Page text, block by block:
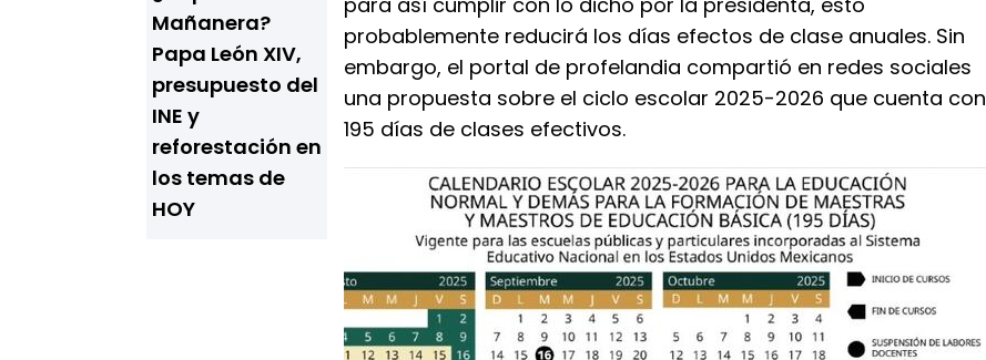
Mañanera?
Papa León XIV,
presupuesto del
INE y
reforestación en
los temas de
HOY
probablemente reducirá los días efectos de clase anuales. Sin
embargo, el portal de profelandia compartió en redes sociales
una propuesta sobre el ciclo escolar 2025-2026 que cuenta con
195 días de clases efectivos.